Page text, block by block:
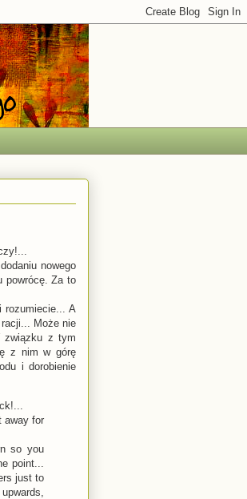
nowego
powrócę. Za to
rozumiecie... A
Może nie
związku z tym
z nim w górę
i dorobienie
away for
so you
point...
just to